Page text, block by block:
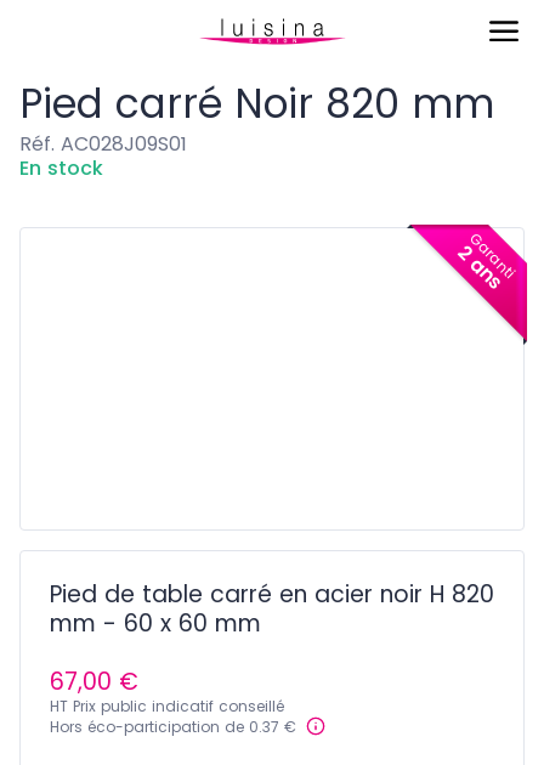
Pied carré Noir 820 mm
Pied carré Noir 820 mm
Réf. AC028J09S01
En stock
Garanti
2 ans
Pied de table carré en acier noir H 820
mm - 60 x 60 mm
67,00 €
HT Prix public indicatif conseillé
Hors éco-participation de 0.37 €